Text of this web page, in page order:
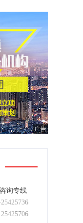
询专线
25425736
25425706